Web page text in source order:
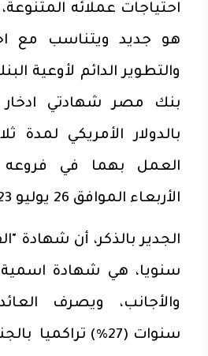
احتياجات عملائه
هو جديد ويتناسب مع
والتطوير الدائم لأوعية
بنك مصر شهادتي ادخار
بالدولار الأمريكي لمدة
العمل بهما في فروعه
الأربعاء الموافق 26 يوليو 2023.
سنويا، هي شهادة
والأجانب، ويصرف
سنوات (27%) تراكميا بالجنيه المصري.